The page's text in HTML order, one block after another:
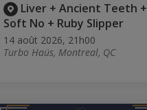
Liver + Ancient Teeth +
Soft No + Ruby Slipper
14 août 2026, 21h00
Turbo Haüs, Montreal, QC